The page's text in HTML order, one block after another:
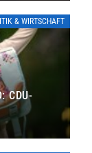
& WIRTSCHAFT
CDU-